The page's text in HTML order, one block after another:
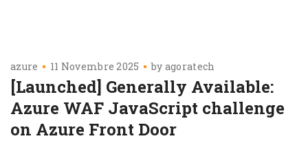
azure 11 Novembre 2025 by agoratech
[Launched] Generally Available:
Azure WAF JavaScript challenge
on Azure Front Door